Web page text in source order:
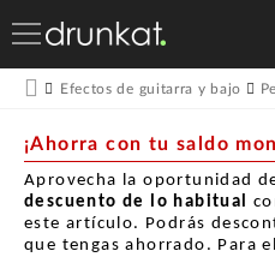
Efectos de guitarra y bajo
¡Ahorra con tu saldo
Aprovecha la oportunidad
descuento de lo habitual
este artículo. Podrás
que tengas ahorrado. Para